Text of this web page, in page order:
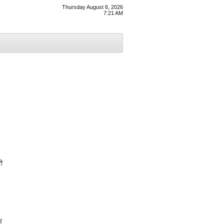
Thursday August 6, 2026
7:21 AM